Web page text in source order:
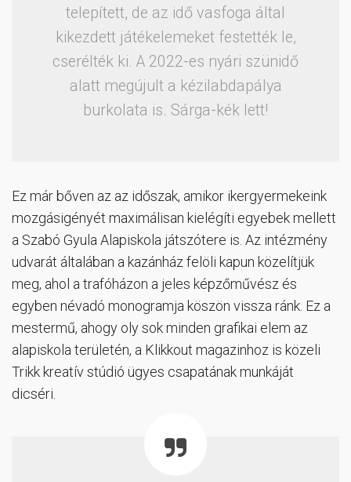
telepített, de az idő vasfoga által
kikezdett játékelemeket festették le,
cserélték ki. A 2022-es nyári szünidő
alatt megújult a kézilabdapálya
burkolata is. Sárga-kék lett!
Ez már bőven az az időszak, amikor ikergyermekeink
mozgásigényét maximálisan kielégíti egyebek mellett
a Szabó Gyula Alapiskola játszótere is. Az intézmény
udvarát általában a kazánház felöli kapun közelítjük
meg, ahol a trafóházon a jeles képzőművész és
egyben névadó monogramja köszön vissza ránk. Ez a
mestermű, ahogy oly sok minden grafikai elem az
alapiskola területén, a Klikkout magazinhoz is közeli
Trikk kreatív stúdió ügyes csapatának munkáját
dicséri.